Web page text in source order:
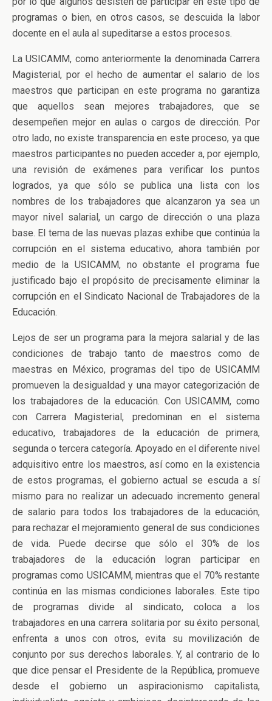
programas o bien, en otros casos, se descuida la labor
docente en el aula al supeditarse a estos procesos.
La USICAMM, como anteriormente la denominada Carrera
Magisterial, por el hecho de aumentar el salario de los
maestros que participan en este programa no garantiza
que aquellos sean mejores trabajadores, que se
desempeñen mejor en aulas o cargos de dirección. Por
otro lado, no existe transparencia en este proceso, ya que
maestros participantes no pueden acceder a, por ejemplo,
una revisión de exámenes para verificar los puntos
logrados, ya que sólo se publica una lista con los
nombres de los trabajadores que alcanzaron ya sea un
mayor nivel salarial, un cargo de dirección o una plaza
base. El tema de las nuevas plazas exhibe que continúa la
corrupción en el sistema educativo, ahora también por
medio de la USICAMM, no obstante el programa fue
justificado bajo el propósito de precisamente eliminar la
corrupción en el Sindicato Nacional de Trabajadores de la
Educación.
Lejos de ser un programa para la mejora salarial y de las
condiciones de trabajo tanto de maestros como de
maestras en México, programas del tipo de USICAMM
promueven la desigualdad y una mayor categorización de
los trabajadores de la educación. Con USICAMM, como
con Carrera Magisterial, predominan en el sistema
educativo, trabajadores de la educación de primera,
segunda o tercera categoría. Apoyado en el diferente nivel
adquisitivo entre los maestros, así como en la existencia
de estos programas, el gobierno actual se escuda a sí
mismo para no realizar un adecuado incremento general
de salario para todos los trabajadores de la educación,
para rechazar el mejoramiento general de sus condiciones
de vida. Puede decirse que sólo el 30% de los
trabajadores de la educación logran participar en
programas como USICAMM, mientras que el 70% restante
continúa en las mismas condiciones laborales. Este tipo
de programas divide al sindicato, coloca a los
trabajadores en una carrera solitaria por su éxito personal,
enfrenta a unos con otros, evita su movilización de
conjunto por sus derechos laborales. Y, al contrario de lo
que dice pensar el Presidente de la República, promueve
desde el gobierno un aspiracionismo capitalista,